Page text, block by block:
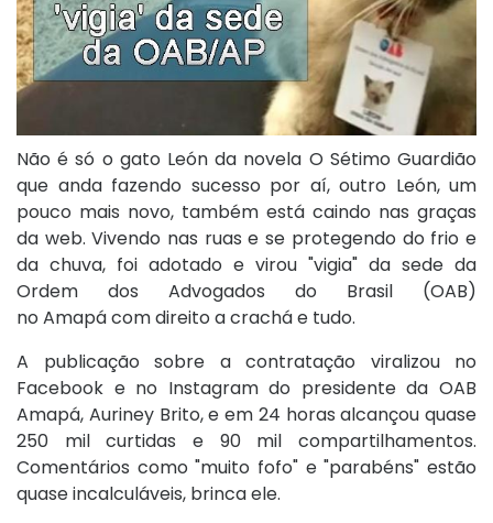
Não é só o gato León da novela O Sétimo Guardião
que anda fazendo sucesso por aí, outro León, um
pouco mais novo, também está caindo nas graças
da web. Vivendo nas ruas e se protegendo do frio e
da chuva, foi adotado e virou "vigia" da sede da
Ordem dos Advogados do Brasil (OAB)
no Amapá com direito a crachá e tudo.
A publicação sobre a contratação viralizou no
Facebook e no Instagram do presidente da OAB
Amapá, Auriney Brito, e em 24 horas alcançou quase
250 mil curtidas e 90 mil compartilhamentos.
Comentários como "muito fofo" e "parabéns" estão
quase incalculáveis, brinca ele.